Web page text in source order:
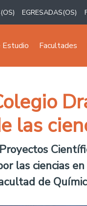
EGRESADAS(OS)
Estudio Facultades
las
las ciencias
de